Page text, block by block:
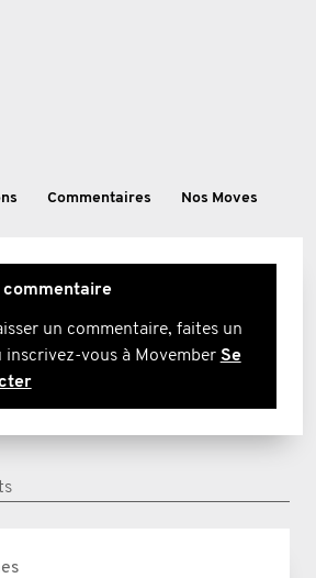
Commentaires Nos Moves
un commentaire, faites un
inscrivez-vous à Movember Se